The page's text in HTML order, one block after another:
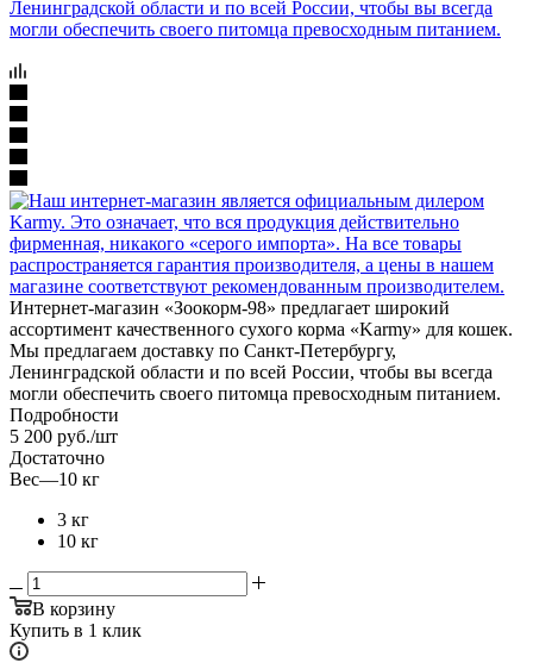
Интернет-магазин «Зоокорм-98» предлагает широкий
ассортимент качественного сухого корма «Karmy» для кошек.
Мы предлагаем доставку по Санкт-Петербургу,
Ленинградской области и по всей России, чтобы вы всегда
могли обеспечить своего питомца превосходным питанием.
Подробности
5 200 руб./шт
Достаточно
Вес—10 кг
3 кг
10 кг
В корзину
Купить в 1 клик